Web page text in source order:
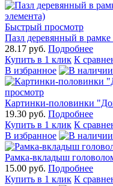
Быстрый просмотр
Пазл деревянный в
28.17 руб. Подробнее
Купить в 1 клик К
В избранное
просмотр
Картинки-половинки
19.30 руб. Подробнее
Купить в 1 клик К
В избранное
Рамка-вкладыш
15.00 руб. Подробнее
Купить в 1 клик К